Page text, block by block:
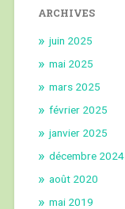
ARCHIVES
juin 2025
mai 2025
mars 2025
février 2025
janvier 2025
décembre 2024
août 2020
mai 2019